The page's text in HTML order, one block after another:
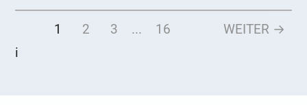
1 2 3 ... 16
WEITER →
i